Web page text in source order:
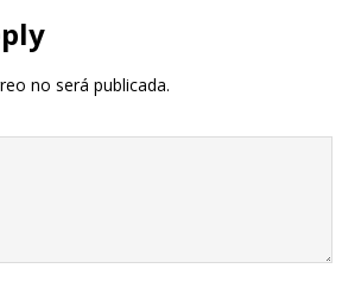
no será publicada.